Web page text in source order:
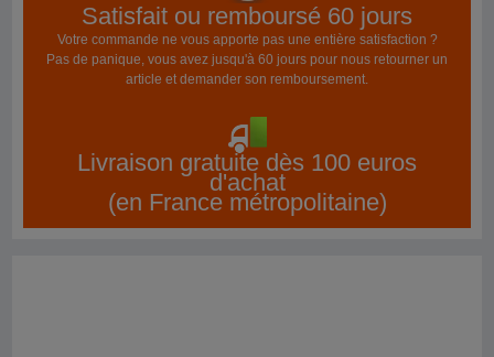
Satisfait ou remboursé 60 jours
Votre commande ne vous apporte pas une entière satisfaction ?
Pas de panique, vous avez jusqu'à 60 jours pour nous retourner un
article et demander son remboursement.
Livraison gratuite dès 100 euros
d'achat
(en France métropolitaine)